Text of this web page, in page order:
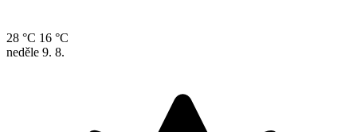
28 °C 16 °C
neděle 9. 8.